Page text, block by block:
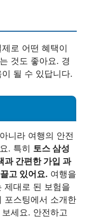
로 어떤 혜택이
것도 좋아요. 경
될 수 있답니다.
니라 여행의 안전
. 특히 토스 삼성
과 간편한 가입 과
고 있어요. 여행을
제대로 된 보험을
포스팅에서 소개한
세요. 안전하고